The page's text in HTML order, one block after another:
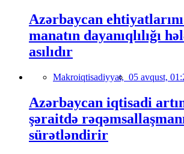
Azərbaycan
manatın dayanıqlılığı
asılıdır
Makroiqtisadiyyat, 05 avqust,
Azərbaycan iqtisadi
şəraitdə
sürətləndirir